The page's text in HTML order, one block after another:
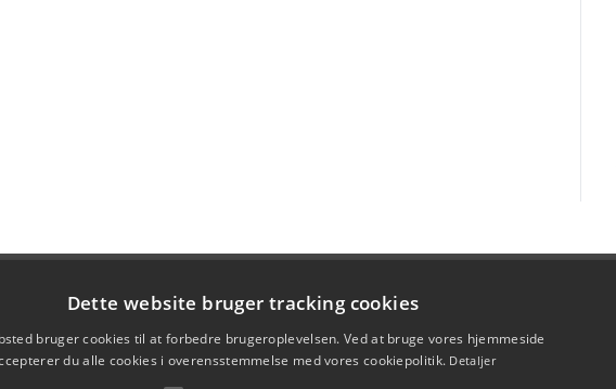
Dette website bruger tracking cookies
bruger cookies til at forbedre brugeroplevelsen. Ved at bruge vores hjemmeside
du alle cookies i overensstemmelse med vores cookiepolitik. Detaljer